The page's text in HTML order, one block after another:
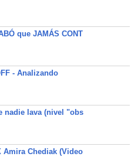
que JAMÁS CONT
- Analizando
nadie lava (nivel "obs
Amira Chediak (Video